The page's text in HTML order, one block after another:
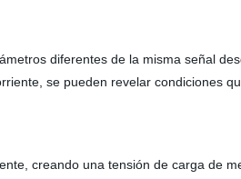
diferentes de la misma señal
se pueden revelar condiciones
creando una tensión de carga de